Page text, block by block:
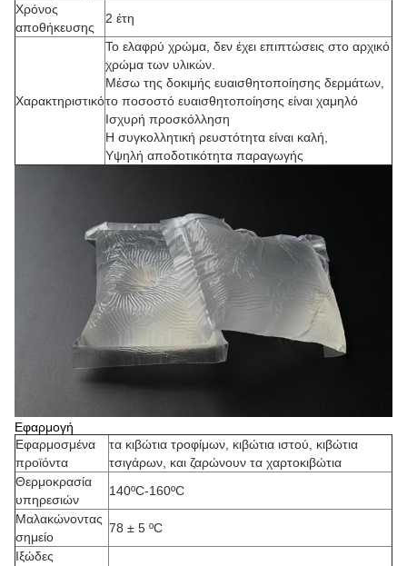
Χρόνος
αποθήκευσης
2 έτη
Χαρακτηριστικό
Το ελαφρύ χρώμα, δεν έχει επιπτώσεις στο αρχικό
χρώμα των υλικών.
Μέσω της δοκιμής ευαισθητοποίησης δερμάτων,
το ποσοστό ευαισθητοποίησης είναι χαμηλό
Ισχυρή προσκόλληση
Η συγκολλητική ρευστότητα είναι καλή,
Υψηλή αποδοτικότητα παραγωγής
Εφαρμογή
Εφαρμοσμένα
προϊόντα
τα κιβώτια τροφίμων, κιβώτια ιστού, κιβώτια
τσιγάρων, και ζαρώνουν τα χαρτοκιβώτια
Θερμοκρασία
υπηρεσιών
140ºC-160ºC
Μαλακώνοντας
σημείο
78 ± 5 ºC
Ιξώδες